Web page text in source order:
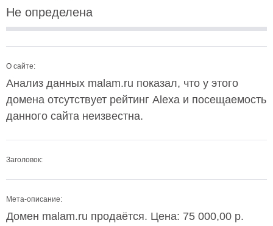
Не определена
О сайте:
Анализ данных malam.ru показал, что у этого
домена отсутствует рейтинг Alexa и посещаемость
данного сайта неизвестна.
Заголовок:
Мета-описание:
Домен malam.ru продаётся. Цена: 75 000,00 р.